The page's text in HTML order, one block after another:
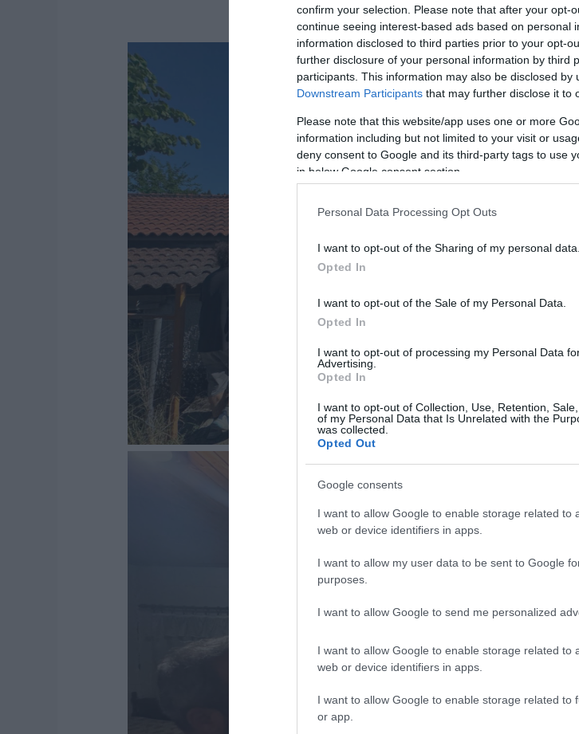
confirm your selection. Please note that after your opt-
continue seeing interest-based ads based on personal
information disclosed to third parties prior to your opt-
further disclosure of your personal information by third
participants. This information may also be disclosed by
Downstream Participants that may further disclose it to
Please note that this website/app uses one or more
information including but not limited to your visit or
deny consent to Google and its third-party tags to use
in below Google consent section.
Personal Data Processing Opt Outs
I want to opt-out of the Sharing of my personal data.
Opted In
I want to opt-out of the Sale of my Personal Data.
Opted In
I want to opt-out of processing my Personal Data
Advertising.
Opted In
I want to opt-out of Collection, Use, Retention,
of my Personal Data that Is Unrelated with the
was collected.
Opted Out
Google consents
I want to allow Google to enable storage related to
web or device identifiers in apps.
I want to allow my user data to be sent to Google
purposes.
I want to allow Google to send me personalized
I want to allow Google to enable storage related to
web or device identifiers in apps.
I want to allow Google to enable storage related to
or app.